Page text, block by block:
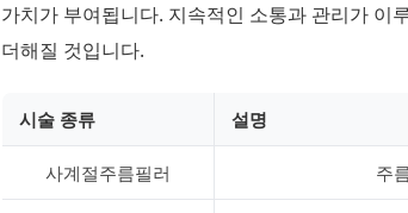
가치가 부여됩니다. 지속적인 소통과 관리가 이
더해질 것입니다.
시술 종류 설명
사계절주름필러 주